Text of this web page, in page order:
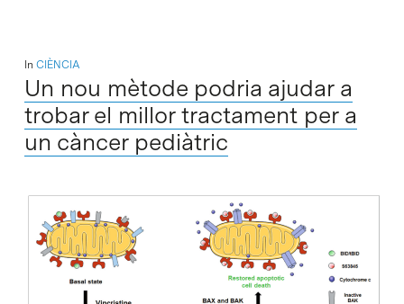
In CIÈNCIA
Un nou mètode podria ajudar a
trobar el millor tractament per a
un càncer pediàtric